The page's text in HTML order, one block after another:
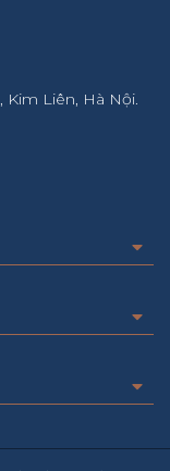
, Kim Liên, Hà Nội.